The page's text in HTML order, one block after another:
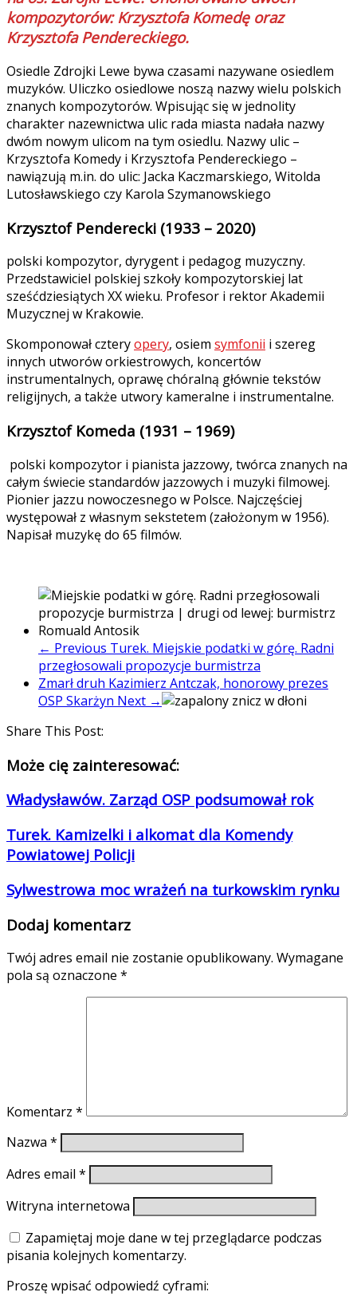
kompozytorów: Krzysztofa Komedę oraz
Krzysztofa Pendereckiego.
Osiedle Zdrojki Lewe bywa czasami nazywane osiedlem
muzyków. Uliczko osiedlowe noszą nazwy wielu polskich
znanych kompozytorów. Wpisując się w jednolity
charakter nazewnictwa ulic rada miasta nadała nazwy
dwóm nowym ulicom na tym osiedlu. Nazwy ulic –
Krzysztofa Komedy i Krzysztofa Pendereckiego –
nawiązują m.in. do ulic: Jacka Kaczmarskiego, Witolda
Lutosławskiego czy Karola Szymanowskiego
Krzysztof Penderecki (1933 – 2020)
polski kompozytor, dyrygent i pedagog muzyczny.
Przedstawiciel polskiej szkoły kompozytorskiej lat
sześćdziesiątych XX wieku. Profesor i rektor Akademii
Muzycznej w Krakowie.
Skomponował czteryopery, osiem symfonii i szereg
innych utworów orkiestrowych, koncertów
instrumentalnych, oprawę chóralną głównie tekstów
religijnych, a także utwory kameralne i instrumentalne.
Krzysztof Komeda (1931 – 1969)
polski kompozytor i pianista jazzowy, twórca znanych na
całym świecie standardów jazzowych i muzyki filmowej.
Pionier jazzu nowoczesnego w Polsce. Najczęściej
występował z własnym sekstetem (założonym w 1956).
Napisał muzykę do 65 filmów.
← Previous Turek. Miejskie podatki w górę. Radni
przegłosowali propozycje burmistrza
Zmarł druh Kazimierz Antczak, honorowy prezes
OSP Skarżyn Next →
Share This Post:
Może cię zainteresować:
Władysławów. Zarząd OSP podsumował rok
Turek. Kamizelki i alkomat dla Komendy
Powiatowej Policji
Sylwestrowa moc wrażeń na turkowskim rynku
Dodaj komentarz
Twój adres email nie zostanie opublikowany. Wymagane
pola są oznaczone *
Komentarz *
Nazwa *
Adres email *
Witryna internetowa
Zapamiętaj moje dane w tej przeglądarce podczas
pisania kolejnych komentarzy.
Proszę wpisać odpowiedź cyframi: